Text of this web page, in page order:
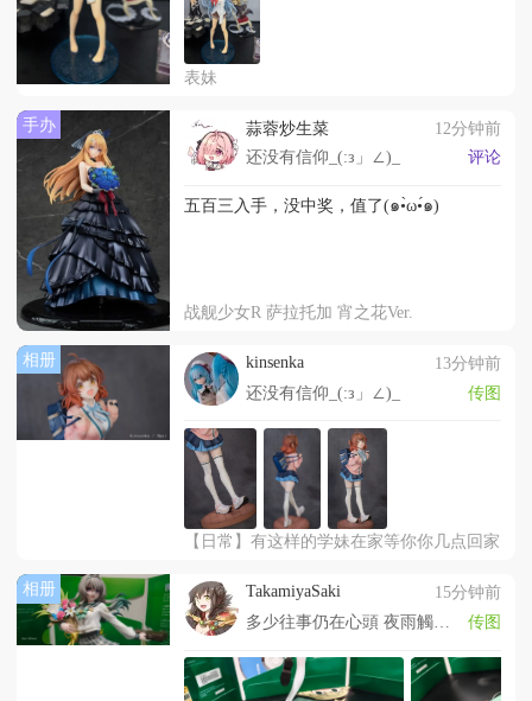
表妹
手办 蒜蓉炒生菜
12分钟前
还没有信仰_(:з」∠)_
评论
五百三入手，没中奖，值了(๑•̀ω•́๑)
战舰少女R 萨拉托加 宵之花Ver.
相册 kinsenka
13分钟前
还没有信仰_(:з」∠)_
传图
【日常】有这样的学妹在家等你你几点回家
相册 TakamiyaSaki
15分钟前
多少往事仍在心頭 夜雨觸發這景致令我憂愁
传图